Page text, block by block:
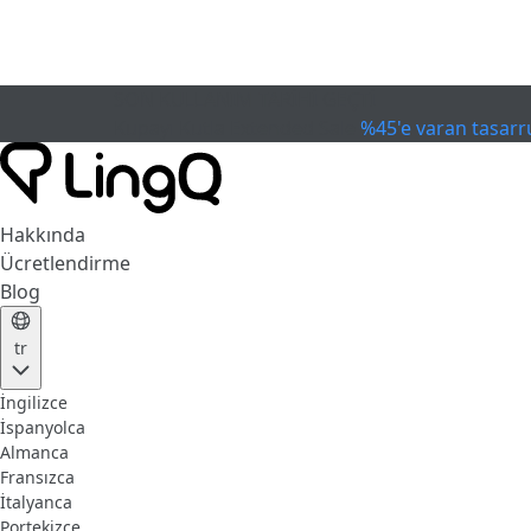
%45'e varan
Hakkında
Ücretlendirme
Blog
tr
İngilizce
İspanyolca
Almanca
Fransızca
İtalyanca